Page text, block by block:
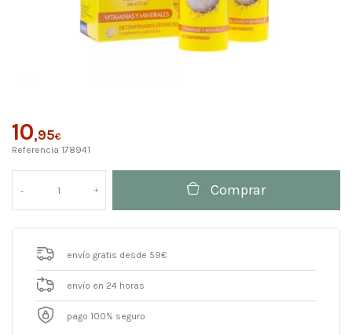
10,95€
Referencia 178941
Comprar
envío gratis desde 59€
envío en 24 horas
pago 100% seguro